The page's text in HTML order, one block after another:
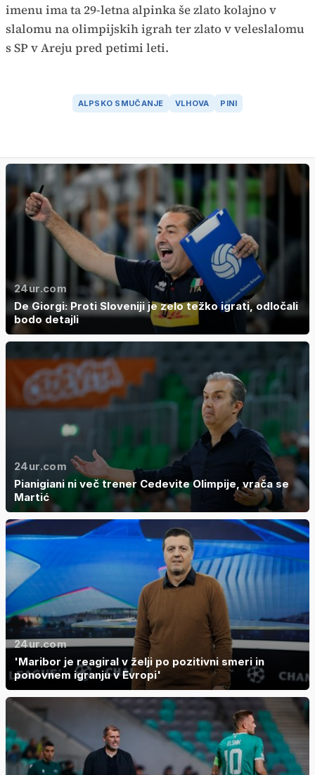
imenu ima ta 29-letna alpinka še zlato kolajno v
slalomu na olimpijskih igrah ter zlato v veleslalomu
s SP v Areju pred petimi leti.
ALPSKO SMUČANJE VLHOVA PINI
24ur.com
De Giorgi: Proti Sloveniji je zelo težko igrati, odločali
bodo detajli
24ur.com
Pianigiani ni več trener Cedevite Olimpije, vrača se
Martić
24ur.com
'Maribor je reagiral v želji po pozitivni smeri in
ponovnem igranju v Evropi'